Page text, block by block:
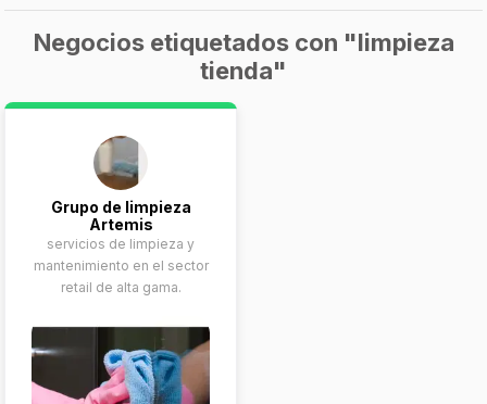
Negocios etiquetados con "limpieza
tienda"
Grupo de limpieza
Artemis
servicios de limpieza y
mantenimiento en el sector
retail de alta gama.